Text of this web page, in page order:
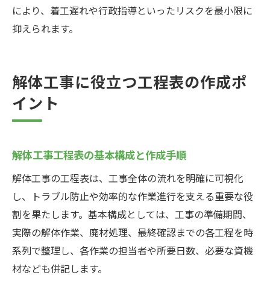
により、着工遅れや行政指導といったリスクを最小限に
抑えられます。
解体工事に役立つ工程表の作成ポ
イント
解体工事工程表の基本構成と作成手順
解体工事の工程表は、工事全体の流れを明確に可視化
し、トラブル防止や効率的な作業進行を支える重要な役
割を果たします。基本構成としては、工事の準備期間、
実際の解体作業、廃材処理、最終確認までの各工程を時
系列で整理し、各作業の担当者や所要日数、必要な資機
材なども併記します。